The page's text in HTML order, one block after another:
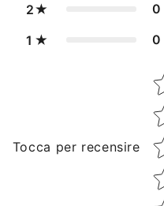
2 0
1 0
Tocca per recensire